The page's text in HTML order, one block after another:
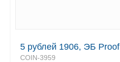
5 рублей 1906, ЭБ Proof
COIN-3959